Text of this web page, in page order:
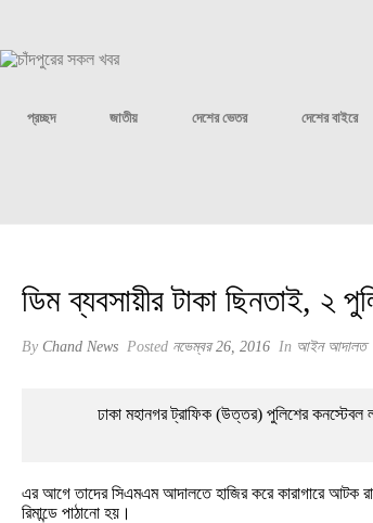
প্রচ্ছদ জাতীয় দেশের ভেতর দেশের বাইরে
ডিম ব্যবসায়ীর টাকা ছিনতাই, ২
By Chand News Posted নভেম্বর 26, 2016 In আইন আদালত
ঢাকা মহানগর ট্রাফিক (উত্তর) পুলিশের কনস্টেবল
এর আগে তাদের সিএমএম আদালতে হাজির করে কারাগারে আটক
রিমান্ডে পাঠানো হয়।